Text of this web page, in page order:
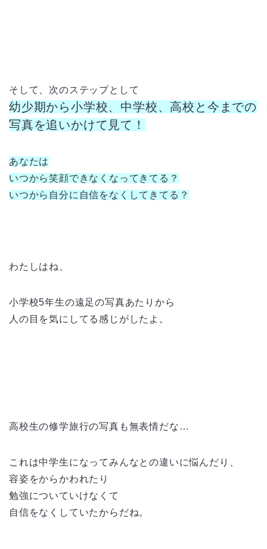
そして、次のステップとして
幼少期から小学校、中学校、高校と今までの
写真を追いかけて見て！
あなたは
いつから笑顔できなくなってきてる？
いつから自分に自信をなくしてきてる？
わたしはね、
小学校5年生の遠足の写真あたりから
人の目を気にしてる感じがしたよ。
高校生の修学旅行の写真も無表情だな…
これは中学生になってみんなとの違いに悩んだり、
容姿をからかわれたり
勉強についていけなくて
自信をなくしていたからだね。